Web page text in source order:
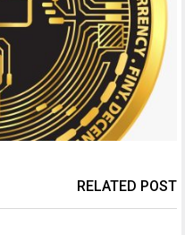
RELATED POST